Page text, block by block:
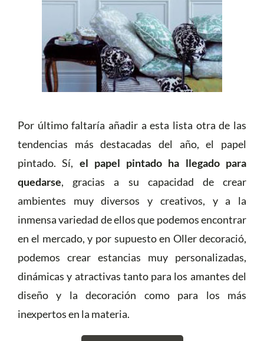
Por último faltaría añadir a esta lista otra de las
tendencias más destacadas del año, el papel
pintado. Sí, el papel pintado ha llegado para
quedarse, gracias a su capacidad de crear
ambientes muy diversos y creativos, y a la
inmensa variedad de ellos que podemos encontrar
en el mercado, y por supuesto en Oller decoració,
podemos crear estancias muy personalizadas,
dinámicas y atractivas tanto para los amantes del
diseño y la decoración como para los más
inexpertos en la materia.